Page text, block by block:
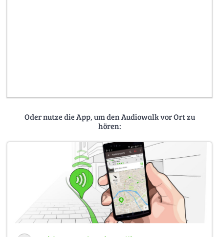
Oder nutze die App, um den Audiowalk vor Ort zu
hören: